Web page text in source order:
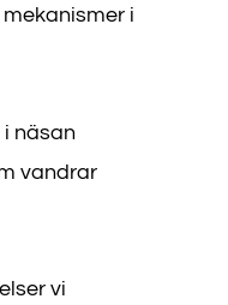
i
näsan
vandrar
vi